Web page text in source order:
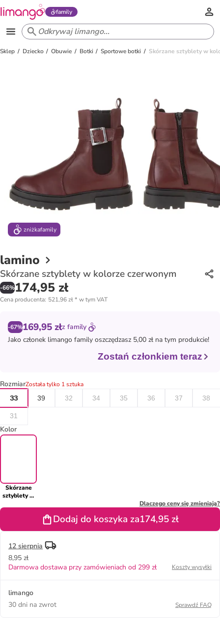
family
Sklep Dziecko Obuwie Botki Sportowe botki Skórzane sztyblety w
zniżkafamily
lamino
Skórzane sztyblety w kolorze czerwonym
-66%174,95 zł
Cena producenta: 521,96 zł* w tym VAT
-67%169,95 złz family
Jako członek limango family oszczędzasz 5,00 zł na tym produkcie!
Zostań członkiem teraz
RozmiarZostała tylko 1 sztuka
33
39 32 34 35 36 37 38
31
Kolor
Skórzane
sztyblety w
Dlaczego ceny się zmieniają?
Dodaj do koszyka za174,95 zł
12 sierpnia
8,95 zł
Darmowa dostawa przy zamówieniach od 299 zł
Koszty wysyłki
limango
30 dni na zwrot
Sprawdź FAQ